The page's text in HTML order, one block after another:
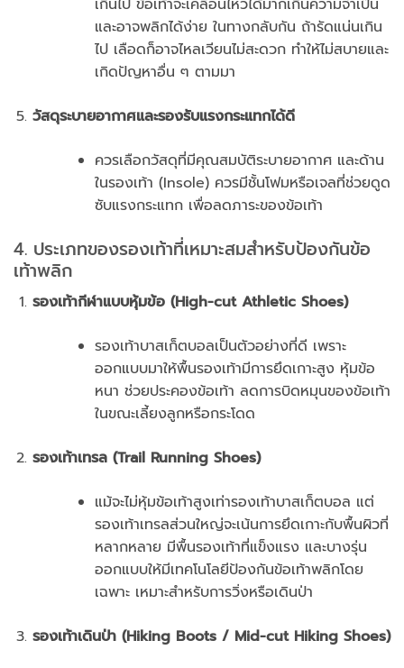
เกินไป ข้อเท้าจะเคลื่อนไหวได้มากเกินความจำเป็น
และอาจพลิกได้ง่าย ในทางกลับกัน ถ้ารัดแน่นเกิน
ไป เลือดก็อาจไหลเวียนไม่สะดวก ทำให้ไม่สบายและ
เกิดปัญหาอื่น ๆ ตามมา
วัสดุระบายอากาศและรองรับแรงกระแทกได้ดี
ควรเลือกวัสดุที่มีคุณสมบัติระบายอากาศ และด้าน
ในรองเท้า (Insole) ควรมีชั้นโฟมหรือเจลที่ช่วยดูด
ซับแรงกระแทก เพื่อลดภาระของข้อเท้า
4. ประเภทของรองเท้าที่เหมาะสมสำหรับป้องกันข้อ
เท้าพลิก
รองเท้ากีฬาแบบหุ้มข้อ (High-cut Athletic Shoes)
รองเท้าบาสเก็ตบอลเป็นตัวอย่างที่ดี เพราะ
ออกแบบมาให้พื้นรองเท้ามีการยึดเกาะสูง หุ้มข้อ
หนา ช่วยประคองข้อเท้า ลดการบิดหมุนของข้อเท้า
ในขณะเลี้ยงลูกหรือกระโดด
รองเท้าเทรล (Trail Running Shoes)
แม้จะไม่หุ้มข้อเท้าสูงเท่ารองเท้าบาสเก็ตบอล แต่
รองเท้าเทรลส่วนใหญ่จะเน้นการยึดเกาะกับพื้นผิวที่
หลากหลาย มีพื้นรองเท้าที่แข็งแรง และบางรุ่น
ออกแบบให้มีเทคโนโลยีป้องกันข้อเท้าพลิกโดย
เฉพาะ เหมาะสำหรับการวิ่งหรือเดินป่า
รองเท้าเดินป่า (Hiking Boots / Mid-cut Hiking Shoes)